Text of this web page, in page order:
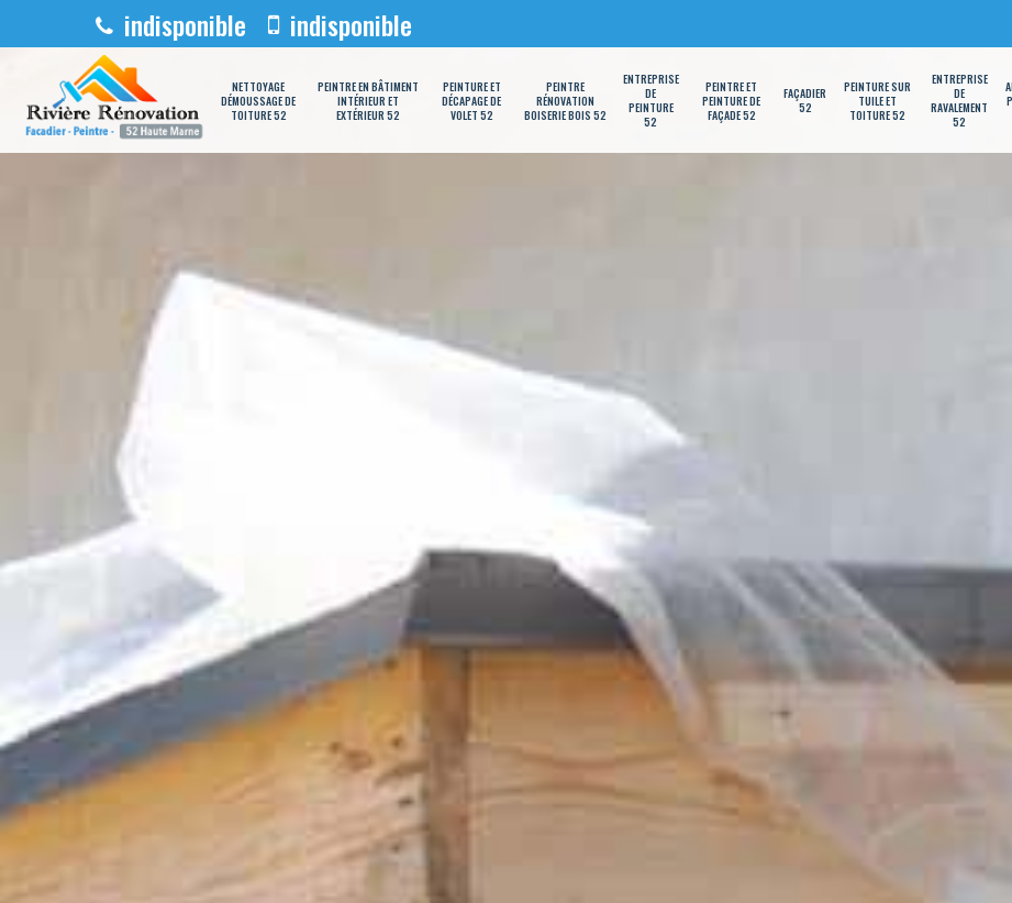
indisponible indisponible
NETTOYAGE
DÉMOUSSAGE DE
TOITURE 52
PEINTRE EN BÂTIMENT
INTÉRIEUR ET
EXTÉRIEUR 52
PEINTURE ET
DÉCAPAGE DE
VOLET 52
PEINTRE
RÉNOVATION
BOISERIE BOIS 52
ENTREPRISE
DE
PEINTURE
52
PEINTRE ET
PEINTURE DE
FAÇADE 52
FAÇADIER
52
PEINTURE SUR
TUILE ET
TOITURE 52
ENTREPRISE
DE
RAVALEMENT
52